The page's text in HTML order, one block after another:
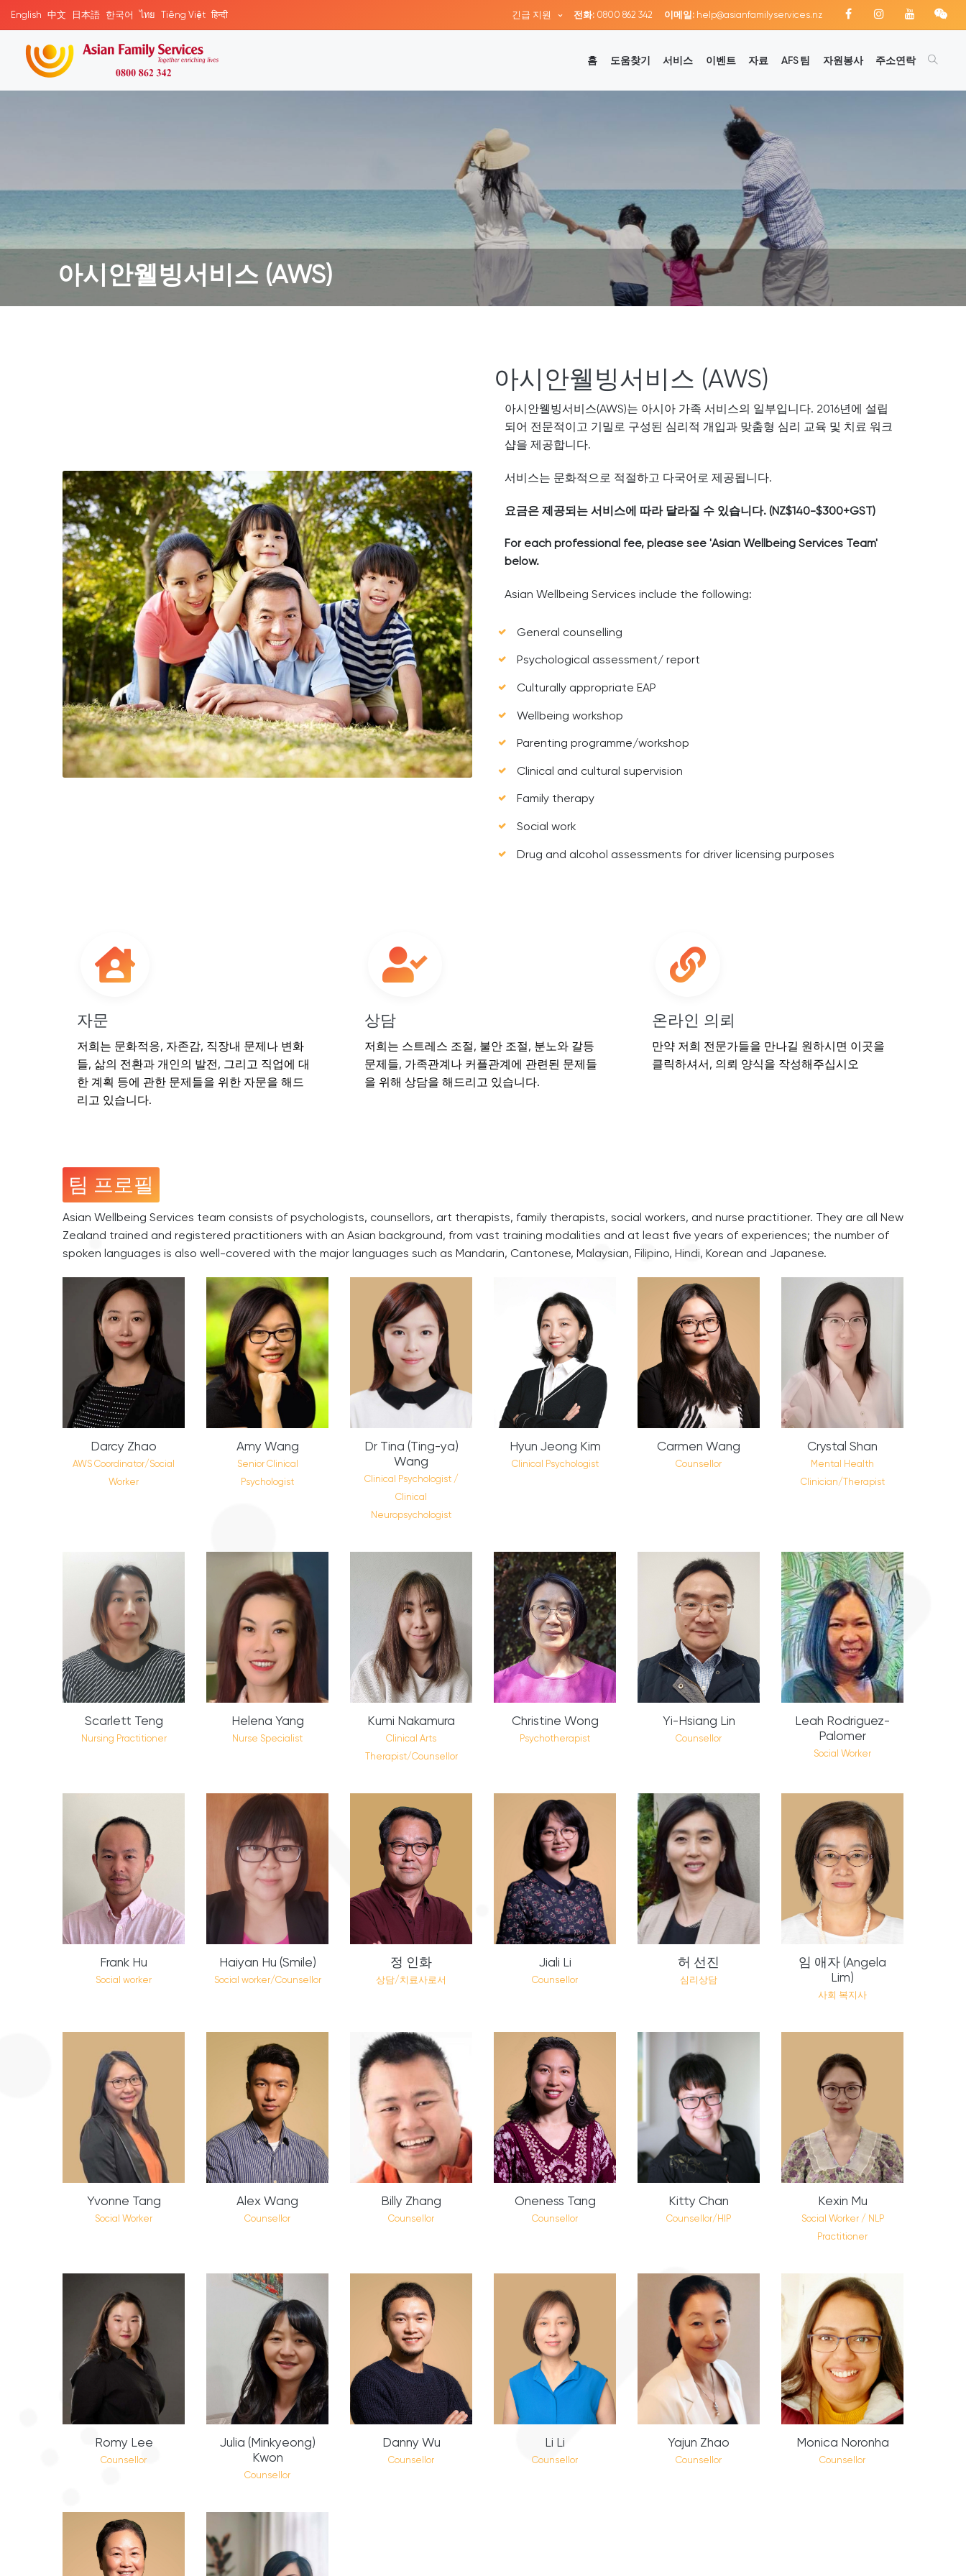
English 中文 日本語 한국어 ไทย Tiếng Việt हिन्दी 긴급 지원 전화: 0800 862 342 이메일: help@asianfamilyservices.nz
홈 도움찾기 서비스 이벤트 자료 AFS 팀 자원봉사 주소연락
아시안웰빙서비스 (AWS)
아시안웰빙서비스 (AWS)
아시안웰빙서비스(AWS)는 아시아 가족 서비스의 일부입니다. 2016년에 설립
되어 전문적이고 기밀로 구성된 심리적 개입과 맞춤형 심리 교육 및 치료 워크
샵을 제공합니다.
서비스는 문화적으로 적절하고 다국어로 제공됩니다.
요금은 제공되는 서비스에 따라 달라질 수 있습니다. (NZ$140-$300+GST)
For each professional fee, please see 'Asian Wellbeing Services Team'
below.
Asian Wellbeing Services include the following:
General counselling
Psychological assessment/ report
Culturally appropriate EAP
Wellbeing workshop
Parenting programme/workshop
Clinical and cultural supervision
Family therapy
Social work
Drug and alcohol assessments for driver licensing purposes
자문
저희는 문화적응, 자존감, 직장내 문제나 변화
들, 삶의 전환과 개인의 발전, 그리고 직업에 대
한 계획 등에 관한 문제들을 위한 자문을 해드
리고 있습니다.
상담
저희는 스트레스 조절, 불안 조절, 분노와 갈등
문제들, 가족관계나 커플관계에 관련된 문제들
을 위해 상담을 해드리고 있습니다.
온라인 의뢰
만약 저희 전문가들을 만나길 원하시면 이곳을
클릭하셔서, 의뢰 양식을 작성해주십시오
팀 프로필
Asian Wellbeing Services team consists of psychologists, counsellors, art therapists, family therapists, social workers, and nurse practitioner. They are all New
Zealand trained and registered practitioners with an Asian background, from vast training modalities and at least five years of experiences; the number of
spoken languages is also well-covered with the major languages such as Mandarin, Cantonese, Malaysian, Filipino, Hindi, Korean and Japanese.
Darcy Zhao
AWS Coordinator/Social
Worker
Amy Wang
Senior Clinical
Psychologist
Dr Tina (Ting-ya)
Wang
Clinical Psychologist /
Clinical
Neuropsychologist
Hyun Jeong Kim
Clinical Psychologist
Carmen Wang
​Counsellor
Crystal Shan
Mental Health
Clinician/Therapist
Scarlett Teng
Nursing Practitioner
Helena Yang
Nurse Specialist
Kumi Nakamura
Clinical Arts
Therapist/Counsellor
Christine Wong
Psychotherapist
Yi-Hsiang Lin
Counsellor
Leah Rodriguez-
Palomer
Social Worker
Frank Hu
Social worker
Haiyan Hu (Smile)
Social worker/Counsellor
정 인화
상담/치료사로서
Jiali Li
Counsellor
허 선진
심리상담
임 애자 (Angela
Lim)
사회 복지사
Yvonne Tang
Social Worker
Alex Wang
Counsellor
Billy Zhang
Counsellor
Oneness Tang
Counsellor
Kitty Chan
Counsellor/HIP
Kexin Mu
Social Worker / NLP
Practitioner
Romy Lee
Counsellor
Julia (Minkyeong)
Kwon
Counsellor
Danny Wu
Counsellor
Li Li
Counsellor
Yajun Zhao
Counsellor
Monica Noronha
Counsellor